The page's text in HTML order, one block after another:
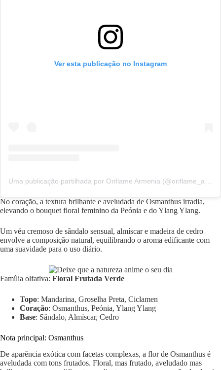
Ver esta publicação no Instagram
No coração, a textura brilhante e aveludada de Osmanthus irradia,
elevando o bouquet floral feminino da Peónia e do Ylang Ylang.
Um véu cremoso de sândalo sensual, almíscar e madeira de cedro
envolve a composição natural, equilibrando o aroma edificante com
uma suavidade para o uso diário.
Família olfativa: Floral Frutada Verde
Topo: Mandarina, Groselha Preta, Ciclamen
Coração: Osmanthus, Peónia, Ylang Ylang
Base: Sândalo, Almíscar, Cedro
Nota principal: Osmanthus
De aparência exótica com facetas complexas, a flor de Osmanthus é
aveludada com tons frutados. Floral, mas frutado, aveludado mas